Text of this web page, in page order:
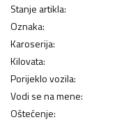
Stanje artikla:
Oznaka:
Karoserija:
Kilovata:
Porijeklo vozila:
Vodi se na mene:
Oštećenje: